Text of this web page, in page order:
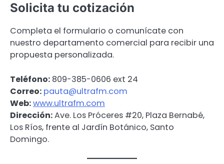
Solicita tu cotización
Completa el formulario o comunícate con
nuestro departamento comercial para recibir una
propuesta personalizada.
Teléfono: 809-385-0606 ext 24
Correo: pauta@ultrafm.com
Web:www.ultrafm.com
Dirección:Ave. Los Próceres #20, Plaza Bernabé,
Los Ríos, frente al Jardín Botánico, Santo
Domingo.